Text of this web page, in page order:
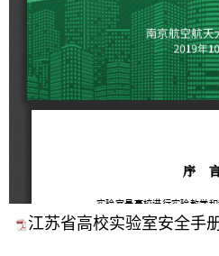
江苏省高校实验室安全手